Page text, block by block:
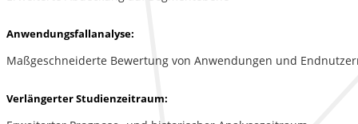
Anwendungsfallanalyse:
Maßgeschneiderte Bewertung von Anwendungen und
Verlängerter Studienzeitraum: